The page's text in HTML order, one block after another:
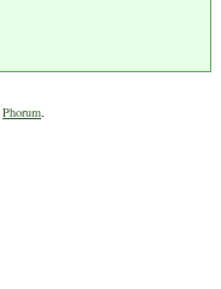
Phorum.